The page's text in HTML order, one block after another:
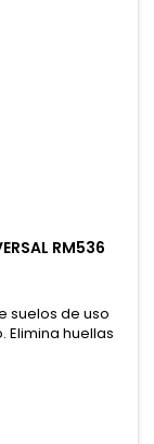
RM536
suelos de uso
Elimina huellas
frente a la
y aroma de